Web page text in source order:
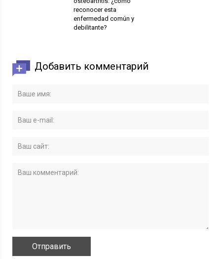
reconocer esta
enfermedad común y
debilitante?
Добавить комментарий